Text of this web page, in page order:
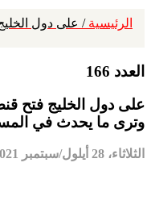
الرئيسية / على دول
العدد 166
على دول الخليج فتح
وترى ما يحدث في
الثلاثاء، 28 أيلول/سبتمبر 2021